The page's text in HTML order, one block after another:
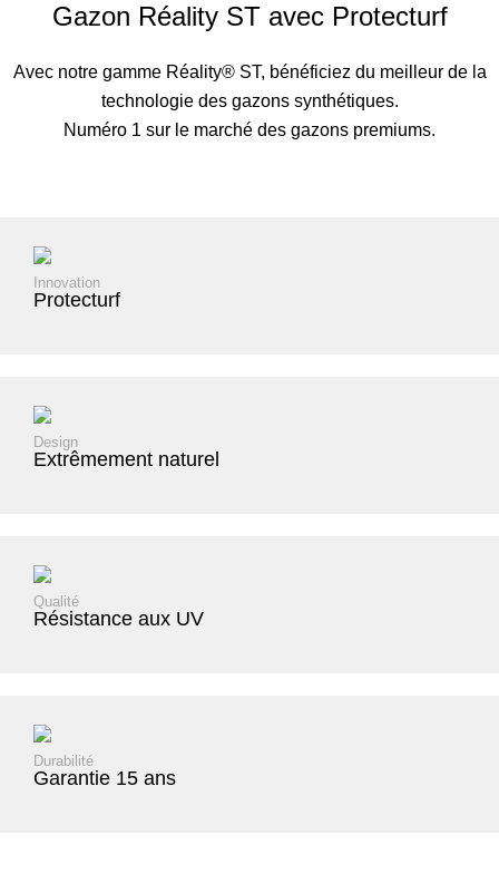
Gazon Réality ST avec Protecturf
Avec notre gamme Réality® ST, bénéficiez du meilleur de la
technologie des gazons synthétiques.
Numéro 1 sur le marché des gazons premiums.
Innovation
Protecturf
Design
Extrêmement naturel
Qualité
Résistance aux UV
Durabilité
Garantie 15 ans